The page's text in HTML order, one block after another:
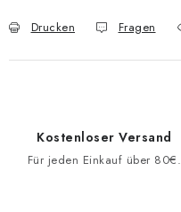
Drucken Fragen
Kostenloser Versand
Für jeden Einkauf über 80€.